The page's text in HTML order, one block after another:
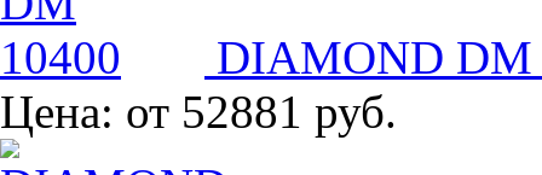
DIAMOND DM
Цена: от 52881 руб.